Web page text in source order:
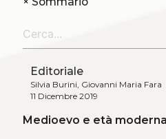
Editoriale
Silvia Burini, Giovanni Maria Fara
11 Dicembre 2019
Medioevo e età moderna